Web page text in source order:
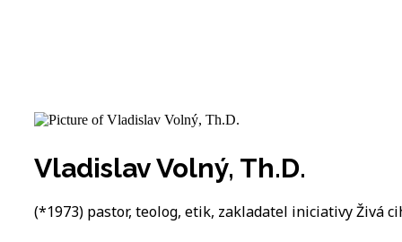
Vladislav Volný, Th.D.
(*1973) pastor, teolog, etik, zakladatel iniciativy Živá